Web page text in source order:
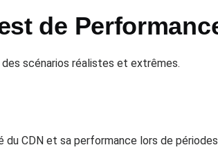
de
scénarios réalistes et extrêmes.
CDN et sa performance lors de